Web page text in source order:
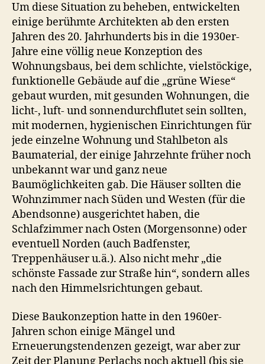
Um diese Situation zu beheben, entwickelten
einige berühmte Architekten ab den ersten
Jahren des 20. Jahrhunderts bis in die 1930er-
Jahre eine völlig neue Konzeption des
Wohnungsbaus, bei dem schlichte, vielstöckige,
funktionelle Gebäude auf die „grüne Wiese“
gebaut wurden, mit gesunden Wohnungen, die
licht-, luft- und sonnendurchflutet sein sollten,
mit modernen, hygienischen Einrichtungen für
jede einzelne Wohnung und Stahlbeton als
Baumaterial, der einige Jahrzehnte früher noch
unbekannt war und ganz neue
Baumöglichkeiten gab. Die Häuser sollten die
Wohnzimmer nach Süden und Westen (für die
Abendsonne) ausgerichtet haben, die
Schlafzimmer nach Osten (Morgensonne) oder
eventuell Norden (auch Badfenster,
Treppenhäuser u.ä.). Also nicht mehr „die
schönste Fassade zur Straße hin“, sondern alles
nach den Himmelsrichtungen gebaut.
Diese Baukonzeption hatte in den 1960er-
Jahren schon einige Mängel und
Erneuerungstendenzen gezeigt, war aber zur
Zeit der Planung Perlachs noch aktuell (bis sie